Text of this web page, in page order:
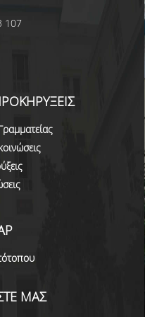
ΤΟΥ ΠΠΣ
ΤΜΗΜΑΤΟΣ
ΦΟΙΤΗΤΕΣ
107
ΜΑΣ